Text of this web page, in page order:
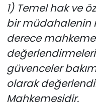
1) Temel hak ve
bir müdahalenin
derece
güvenceler
olarak
Mahkemesidir.